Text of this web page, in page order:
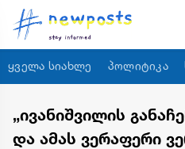
ყველა სიახლე პოლიტიკა
„ივანიშვილის
და ამას ვერაფერი